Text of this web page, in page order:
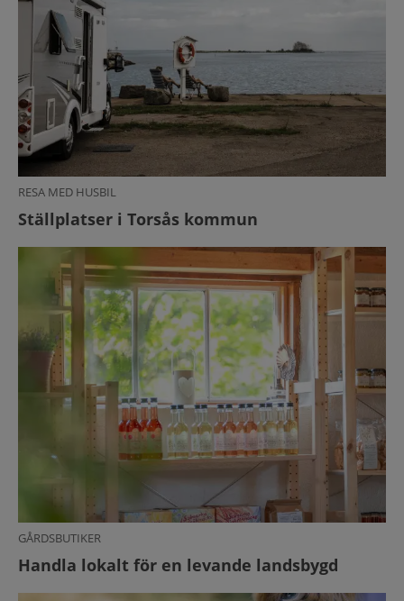
RESA MED HUSBIL
Ställplatser i Torsås kommun
GÅRDSBUTIKER
Handla lokalt för en levande landsbygd